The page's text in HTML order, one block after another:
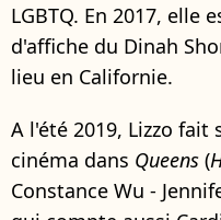
LGBTQ. En 2017, elle
d'affiche du Dinah
lieu en Californie.
A l'été 2019, Lizzo fait
cinéma dans Queens (
Constance Wu -